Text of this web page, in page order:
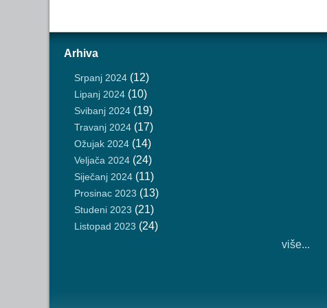
Arhiva
Srpanj 2024 (12)
Lipanj 2024 (10)
Svibanj 2024 (19)
Travanj 2024 (17)
Ožujak 2024 (14)
Veljača 2024 (24)
Siječanj 2024 (11)
Prosinac 2023 (13)
Studeni 2023 (21)
Listopad 2023 (24)
više...